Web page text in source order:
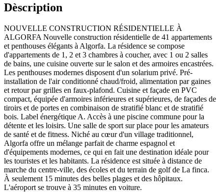
Dèscription
NOUVELLE CONSTRUCTION RÉSIDENTIELLE À
ALGORFA Nouvelle construction résidentielle de 41 appartements
et penthouses élégants à Algorfa. La résidence se compose
d'appartements de 1, 2 et 3 chambres à coucher, avec 1 ou 2 salles
de bains, une cuisine ouverte sur le salon et des armoires encastrées.
Les penthouses modernes disposent d'un solarium privé. Pré-
installation de l'air conditionné chaud/froid, alimentation par gaines
et retour par grilles en faux-plafond. Cuisine et façade en PVC
compact, équipée d'armoires inférieures et supérieures, de façades de
tiroirs et de portes en combinaison de stratifié blanc et de stratifié
bois. Label énergétique A. Accès à une piscine commune pour la
détente et les loisirs. Une salle de sport sur place pour les amateurs
de santé et de fitness. Niché au cœur d'un village traditionnel,
Algorfa offre un mélange parfait de charme espagnol et
d'équipements modernes, ce qui en fait une destination idéale pour
les touristes et les habitants. La résidence est située à distance de
marche du centre-ville, des écoles et du terrain de golf de La finca.
À seulement 15 minutes des belles plages et des hôpitaux.
L'aéroport se trouve à 35 minutes en voiture.